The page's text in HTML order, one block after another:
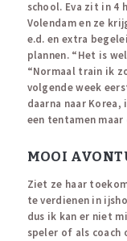
school. Eva zit in 4
Volendam en ze
e.d. en extra
plannen. “Het is
“Normaal train ik
volgende week
daarna naar
een tentamen
MOOI
Ziet ze haar
te verdienen in
dus ik kan er niet
speler of als coach